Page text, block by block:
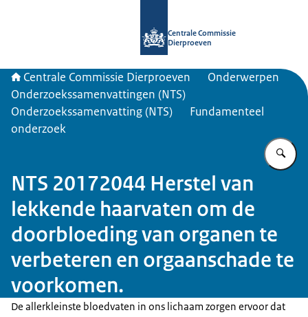
Centrale Commissie
Dierproeven
Centrale Commissie Dierproeven
Onderwerpen
Onderzoekssamenvattingen (NTS)
Onderzoekssamenvatting (NTS)
Fundamenteel
onderzoek
NTS 20172044 Herstel van
lekkende haarvaten om de
doorbloeding van organen te
verbeteren en orgaanschade te
voorkomen.
De allerkleinste bloedvaten in ons lichaam zorgen ervoor dat